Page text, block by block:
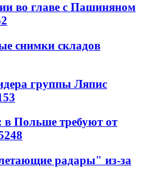
во главе с Пашиняном
снимки складов
группы Ляпис
в Польше требуют от
радары" из-за